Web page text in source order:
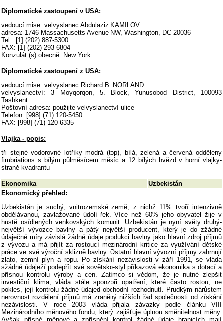
Diplomatické zastoupení v USA:
vedoucí mise: velvyslanec Abdulaziz KAMILOV
adresa: 1746 Massachusetts Avenue NW, Washington, DC 20036
Tel.: [1] (202) 887-5300
FAX: [1] (202) 293-6804
Konzulát (s) obecně: New York
Diplomatické zastoupení z USA:
vedoucí mise: velvyslanec Richard B. NORLAND
velvyslanectví: 3 Moyqorqon, 5. Block, Yunusobod District, 100093
Tashkent
Poštovní adresa: použijte velvyslanectví ulice
Telefon: [998] (71) 120-5450
FAX: [998] (71) 120-6335
Vlajka - popis:
tři stejné vodorovné lotříky modrá (top), bílá, zelená a červená odděleny
fimbriations s bílým půlměsícem měsíc a 12 bílých hvězd v horní vlajky-
straně kvadrantu
Ekonomika
Uzbekistán
Ekonomický přehled:
Uzbekistán je suchý, vnitrozemské země, z nichž 11% tvoří intenzivně
obdělávanou, zavlažované údolí řek. Více než 60% jeho obyvatel žije v
hustě osídlených venkovských komunit. Uzbekistán je nyní světy druhý-
největší vývozce bavlny a pátý největší producent, který je do zžádné
údaječné míry závislá žádné údaje produkci bavlny jako hlavní zdroj příjmů
z vývozu a má přijít za rostoucí mezinárodní kritice za využívání dětské
práce ve své výroční sklizně bavlny. Ostatní hlavní vývozní příjmy zahrnují
zlato, zemní plyn a ropu. Po získání nezávislosti v září 1991, se vláda
sžádné údaježí podepřít své sovětsko-styl příkazová ekonomika s dotací a
přísnou kontrolu výroby a cen. Zatímco si vědom, že je nutné zlepšit
investiční klima, vláda stále sponzoři opatření, které často rostou, ne
pokles, její kontrolu žádné údajed obchodní rozhodnutí. Prudkým nárůstem
nerovnost rozdělení příjmů má zraněný nižších řad společnosti od získání
nezávislosti. V roce 2003 vláda přijala závazky podle článku VIII
Mezinárodního měnového fondu, který zajišťuje úplnou směnitelnost měny.
Avšak přísné měnové a zpřísnění kontrol žádné údaje hranicích mají